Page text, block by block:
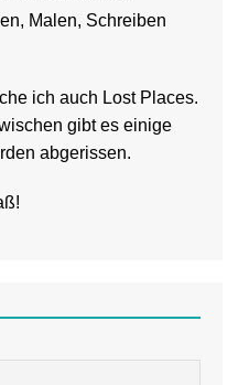
Malen, Schreiben
ich auch Lost Places.
gibt es einige
abgerissen.